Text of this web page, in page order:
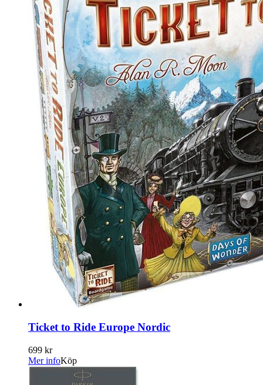
Ticket to Ride Europe Nordic
699 kr
Mer infoKöp